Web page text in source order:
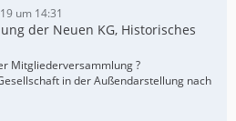
um 14:31
der Neuen KG, Historisches
Mitgliederversammlung ?
in der Außendarstellung nach